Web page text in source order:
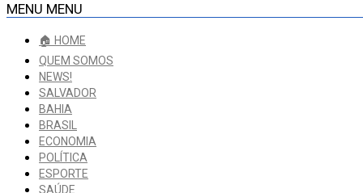
MENU MENU
🏠 HOME
QUEM SOMOS
NEWS!
SALVADOR
BAHIA
BRASIL
ECONOMIA
POLÍTICA
ESPORTE
SAÚDE